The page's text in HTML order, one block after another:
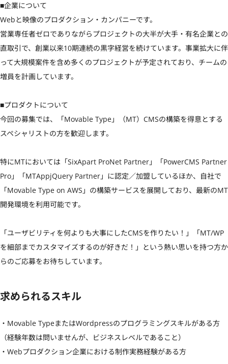
■企業について
Webと映像のプロダクション・カンパニーです。
営業専任者ゼロでありながらプロジェクトの大半が大手・有名企業との
直取引で、創業以来10期連続の黒字経営を続けています。事業拡大に伴
って大規模案件を含め多くのプロジェクトが予定されており、チームの
増員を計画しています。
■プロダクトについて
今回の募集では、「Movable Type」（MT）CMSの構築を得意とする
スペシャリストの方を歓迎します。
特にMTにおいては「SixApart ProNet Partner」「PowerCMS Partner
Pro」「MTAppjQuery Partner」に認定／加盟しているほか、自社で
「Movable Type on AWS」の構築サービスを展開しており、最新のMT
開発環境を利用可能です。
「ユーザビリティを何よりも大事にしたCMSを作りたい！」「MT/WP
を細部までカスタマイズするのが好きだ！」という熱い思いを持つ方か
らのご応募をお待ちしています。
求められるスキル
・Movable TypeまたはWordpressのプログラミングスキルがある方
（経験年数は問いませんが、ビジネスレベルであること）
・Webプロダクション企業における制作実務経験がある方